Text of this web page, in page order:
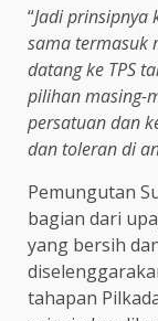
“Jadi prinsipnya
sama termasuk
datang ke TPS
pilihan masing-
persatuan dan
dan toleran di
Pemungutan
bagian dari
yang bersih
tahapan